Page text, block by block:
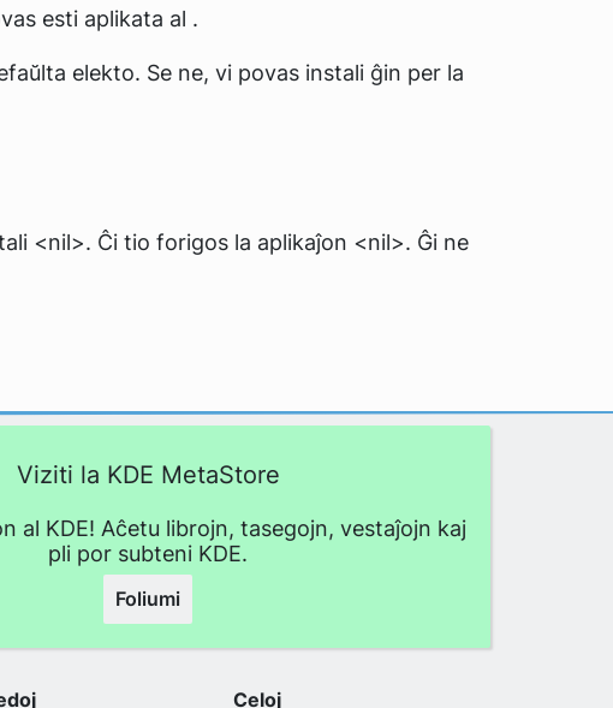
esti aplikata al .
elekto. Se ne, vi povas instali ĝin per la
<nil>. Ĉi tio forigos la aplikaĵon <nil>. Ĝi ne
Viziti la KDE MetaStore
al KDE! Aĉetu librojn, tasegojn, vestaĵojn kaj
pli por subteni KDE.
Foliumi
Celoj